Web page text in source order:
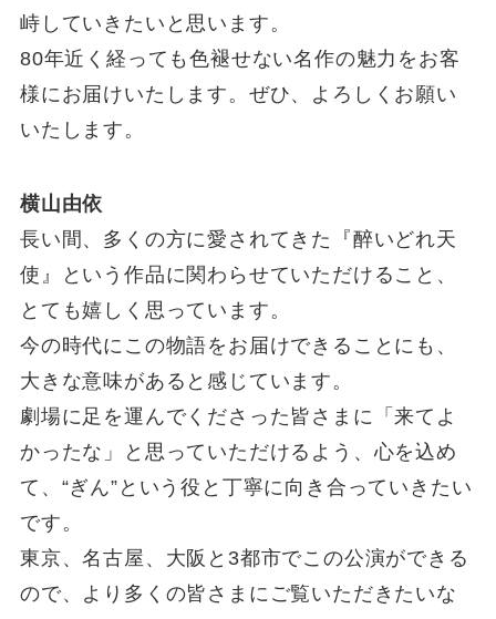
峙していきたいと思います。
80年近く経っても色褪せない名作の魅力をお客
様にお届けいたします。ぜひ、よろしくお願い
いたします。
横山由依
長い間、多くの方に愛されてきた『醉いどれ天
使』という作品に関わらせていただけること、
とても嬉しく思っています。
今の時代にこの物語をお届けできることにも、
大きな意味があると感じています。
劇場に足を運んでくださった皆さまに「来てよ
かったな」と思っていただけるよう、心を込め
て、“ぎん”という役と丁寧に向き合っていきたい
です。
東京、名古屋、大阪と3都市でこの公演ができる
ので、より多くの皆さまにご覧いただきたいな